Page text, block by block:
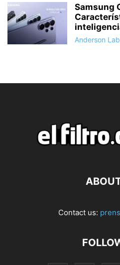
Samsung
Anderson
Contact us: